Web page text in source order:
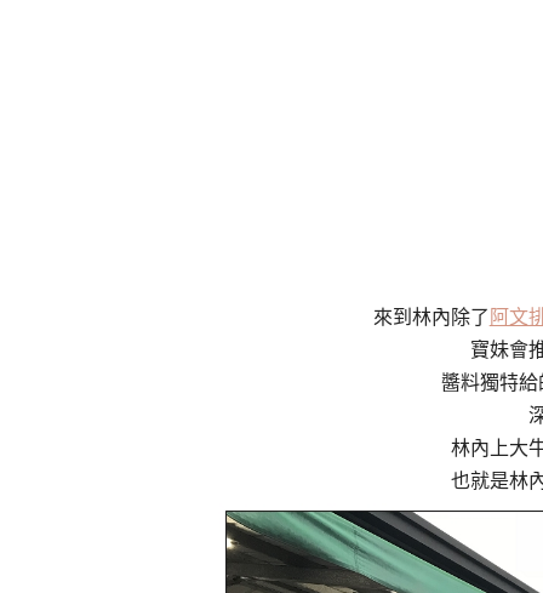
來到林內除了 阿文
寶妹會
醬料獨特
林內上大
也就是林